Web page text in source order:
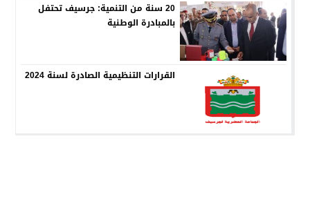
20 سنة من التنمية: جرسيف تحتفل
بالمبادرة الوطنية
القرارات التنظيمية الصادرة لسنة 2024